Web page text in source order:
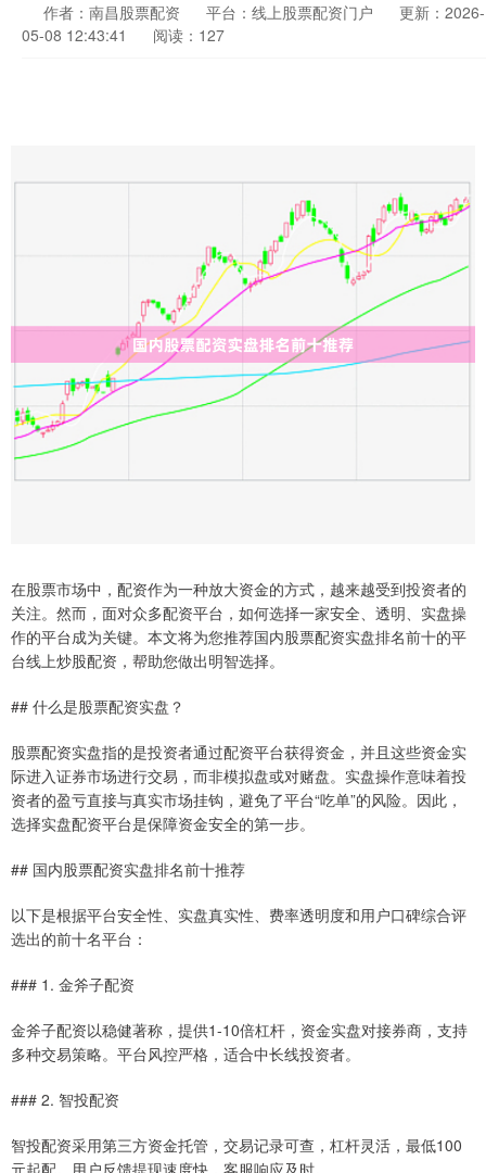
作者：南昌股票配资 平台：线上股票配资门户
更新：2026-
05-08 12:43:41
阅读：127
在股票市场中，配资作为一种放大资金的方式，越来越受到投资者的
关注。然而，面对众多配资平台，如何选择一家安全、透明、实盘操
作的平台成为关键。本文将为您推荐国内股票配资实盘排名前十的平
台线上炒股配资，帮助您做出明智选择。
## 什么是股票配资实盘？
股票配资实盘指的是投资者通过配资平台获得资金，并且这些资金实
际进入证券市场进行交易，而非模拟盘或对赌盘。实盘操作意味着投
资者的盈亏直接与真实市场挂钩，避免了平台“吃单”的风险。因此，
选择实盘配资平台是保障资金安全的第一步。
## 国内股票配资实盘排名前十推荐
以下是根据平台安全性、实盘真实性、费率透明度和用户口碑综合评
选出的前十名平台：
### 1. 金斧子配资
金斧子配资以稳健著称，提供1-10倍杠杆，资金实盘对接券商，支持
多种交易策略。平台风控严格，适合中长线投资者。
### 2. 智投配资
智投配资采用第三方资金托管，交易记录可查，杠杆灵活，最低100
元起配。用户反馈提现速度快，客服响应及时。